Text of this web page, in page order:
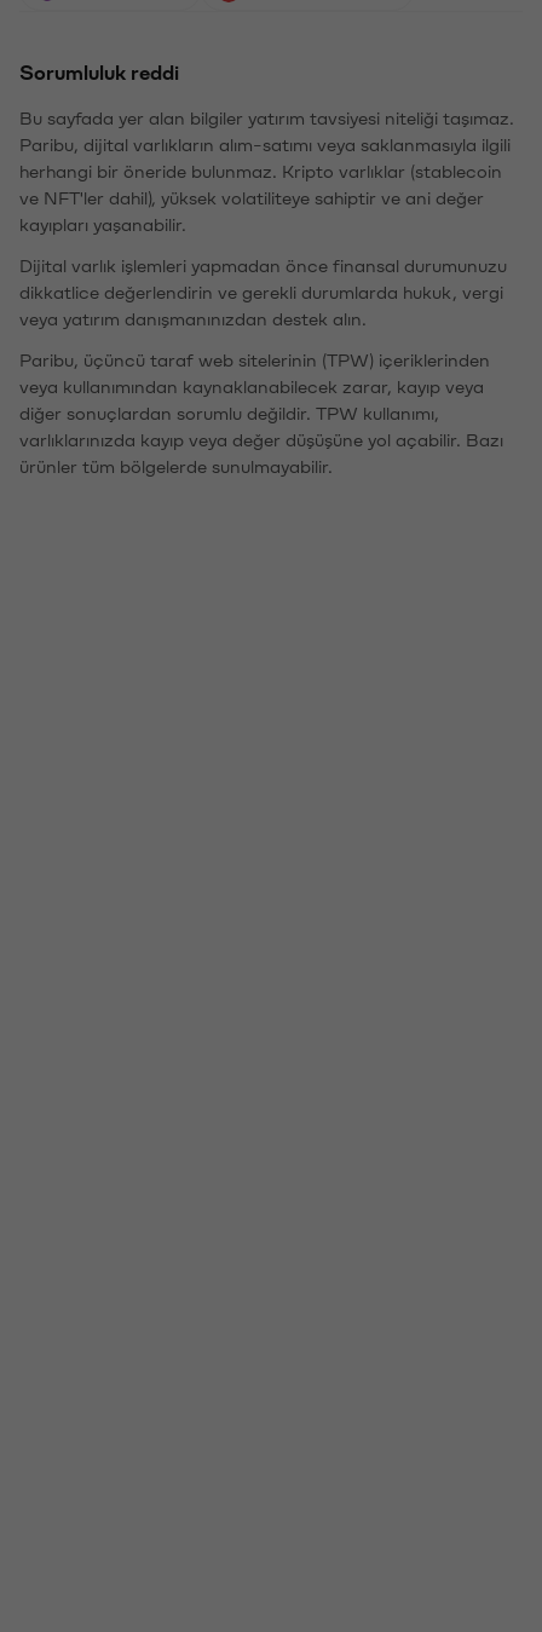
Sorumluluk reddi
Bu sayfada yer alan bilgiler yatırım tavsiyesi niteliği taşımaz.
Paribu, dijital varlıkların alım-satımı veya saklanmasıyla ilgili
herhangi bir öneride bulunmaz. Kripto varlıklar (stablecoin
ve NFT'ler dahil), yüksek volatiliteye sahiptir ve ani değer
kayıpları yaşanabilir.
Dijital varlık işlemleri yapmadan önce finansal durumunuzu
dikkatlice değerlendirin ve gerekli durumlarda hukuk, vergi
veya yatırım danışmanınızdan destek alın.
Paribu, üçüncü taraf web sitelerinin (TPW) içeriklerinden
veya kullanımından kaynaklanabilecek zarar, kayıp veya
diğer sonuçlardan sorumlu değildir. TPW kullanımı,
varlıklarınızda kayıp veya değer düşüşüne yol açabilir. Bazı
ürünler tüm bölgelerde sunulmayabilir.